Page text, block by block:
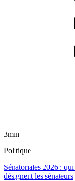
3min
Politique
Sénatoriales 2026 :
désignent les sénateurs